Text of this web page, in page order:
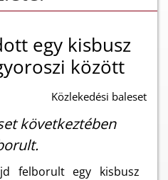
egy kisbusz
között
Közlekedési baleset
következtében
felborult egy kisbusz